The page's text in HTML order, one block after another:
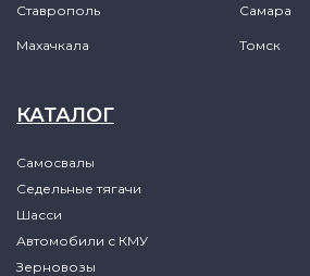
Ставрополь Самара
Махачкала Томск
КАТАЛОГ
Самосвалы
Седельные тягачи
Шасси
Автомобили с КМУ
Зерновозы